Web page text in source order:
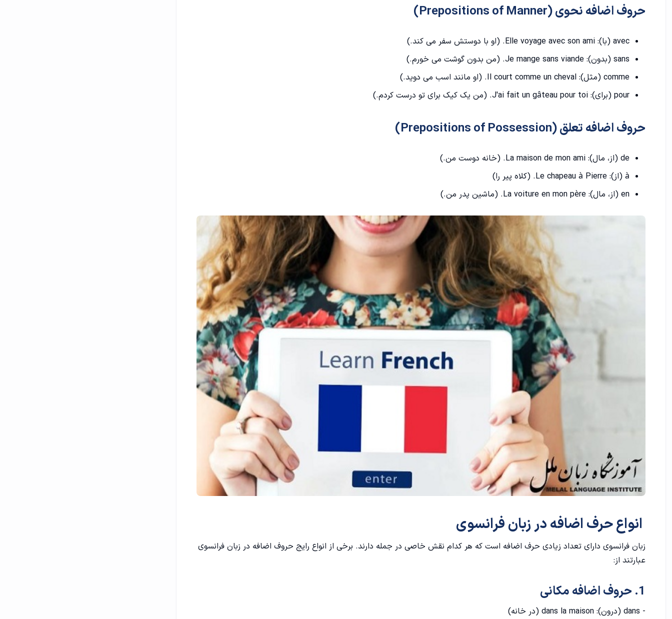
1. en (با)
3. en (در یک وسیله نقلیه با محدوده بزرگ)
4. par (با وسیله نقلیه خاص)
6. vers (به سمت)
حروف ربط در زبان فرانسه
حروف اضافه نحوی (Prepositions of Manner)
avec (با): Elle voyage avec son ami. (او با دوستش سفر می کند.)
sans (بدون): Je mange sans viande. (من بدون گوشت می خورم.)
comme (مثل): Il court comme un cheval. (او مانند اسب می دوید.)
pour (برای): J'ai fait un gâteau pour toi. (من یک کیک برای تو درست کردم.)
حروف اضافه تعلق (Prepositions of Possession)
de (از، مال): La maison de mon ami. (خانه دوست من.)
à (از): Le chapeau à Pierre. (کلاه پیر را)
en (از، مال): La voiture en mon père. (ماشین پدر من.)
انواع حرف اضافه در زبان فرانسوی
زبان فرانسوی دارای تعداد زیادی حرف اضافه است که هر کدام نقش خاصی در جمله دارند. برخی از انواع رایج حروف اضافه در زبان فرانسوی
عبارتند از:
1. حروف اضافه مکانی
- dans (درون): dans la maison (در خانه)